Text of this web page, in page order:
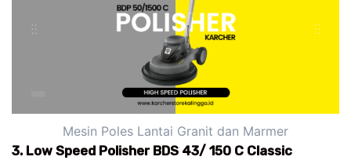
Mesin Poles Lantai Granit dan Marmer
3. Low Speed Polisher BDS 43/ 150 C Classic